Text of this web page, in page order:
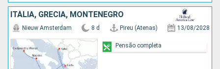
ITÁLIA, GRÉCIA, MONTENEGRO
Nieuw Amsterdam 8 d Pireu (Atenas) 13/08/2028
Pensão completa